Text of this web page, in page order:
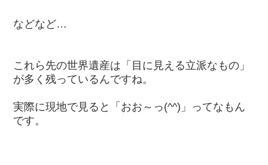
などなど…
これら先の世界遺産は「目に見える立派なもの」
が多く残っているんですね。
実際に現地で見ると「おお～っ(^^)」ってなもん
です。